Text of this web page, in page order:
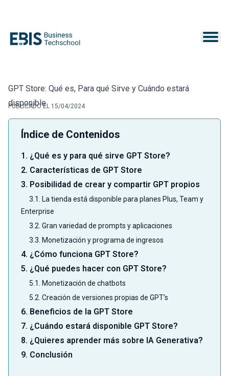
GPT Store: Qué es, Para qué Sirve y Cuándo estará
disponible
PUBLICADO EL 15/04/2024
Índice de Contenidos
1. ¿Qué es y para qué sirve GPT Store?
2. Características de GPT Store
3. Posibilidad de crear y compartir GPT propios
3.1. La tienda está disponible para planes Plus, Team y
Enterprise
3.2. Gran variedad de prompts y aplicaciones
3.3. Monetización y programa de ingresos
4. ¿Cómo funciona GPT Store?
5. ¿Qué puedes hacer con GPT Store?
5.1. Monetización de chatbots
5.2. Creación de versiones propias de GPT’s
6. Beneficios de la GPT Store
7. ¿Cuándo estará disponible GPT Store?
8. ¿Quieres aprender más sobre IA Generativa?
9. Conclusión